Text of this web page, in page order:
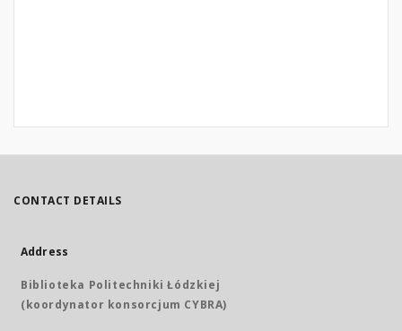
CONTACT DETAILS
Address
Biblioteka Politechniki Łódzkiej
(koordynator konsorcjum CYBRA)